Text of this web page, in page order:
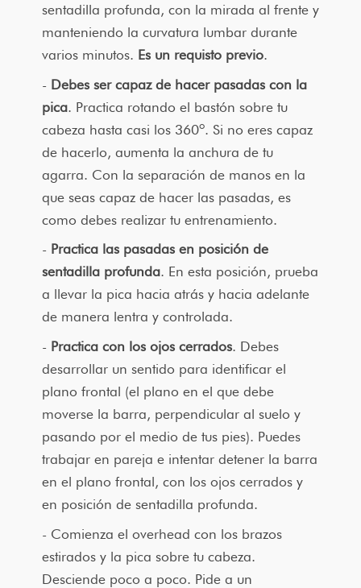
sentadilla profunda, con la mirada al frente y
manteniendo la curvatura lumbar durante
varios minutos. Es un requisto previo.
Debes ser capaz de hacer pasadas con la
pica. Practica rotando el bastón sobre tu
cabeza hasta casi los 360º. Si no eres capaz
de hacerlo, aumenta la anchura de tu
agarra. Con la separación de manos en la
que seas capaz de hacer las pasadas, es
como debes realizar tu entrenamiento.
Practica las pasadas en posición de
sentadilla profunda. En esta posición, prueba
a llevar la pica hacia atrás y hacia adelante
de manera lentra y controlada.
Practica con los ojos cerrados. Debes
desarrollar un sentido para identificar el
plano frontal (el plano en el que debe
moverse la barra, perpendicular al suelo y
pasando por el medio de tus pies). Puedes
trabajar en pareja e intentar detener la barra
en el plano frontal, con los ojos cerrados y
en posición de sentadilla profunda.
Comienza el overhead con los brazos
estirados y la pica sobre tu cabeza.
Desciende poco a poco. Pide a un